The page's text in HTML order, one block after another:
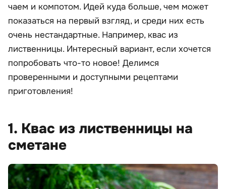
чаем и компотом. Идей куда больше, чем может
показаться на первый взгляд, и среди них есть
очень нестандартные. Например, квас из
лиственницы. Интересный вариант, если хочется
попробовать что-то новое! Делимся
проверенными и доступными рецептами
приготовления!
1. Квас из лиственницы на
сметане